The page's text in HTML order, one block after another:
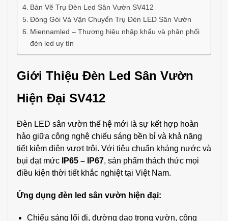
Bản Vẽ Trụ Đèn Led Sân Vườn SV412
Đóng Gói Và Vận Chuyển Trụ Đèn LED Sân Vườn
Miennamled – Thương hiệu nhập khẩu và phân phối
đèn led uy tín
Giới Thiệu Đèn Led Sân Vườn
Hiện Đại SV412
Đèn LED sân vườn thế hệ mới là sự kết hợp hoàn
hảo giữa công nghệ chiếu sáng bền bỉ và khả năng
tiết kiệm điện vượt trội. Với tiêu chuẩn kháng nước và
bụi đạt mức
IP65 – IP67, sản phẩm thách thức mọi
điều kiện thời tiết khắc nghiệt tại Việt Nam.
Ứng dụng đèn led sân vườn hiện đại:
Chiếu sáng lối đi, đường dạo trong vườn, công